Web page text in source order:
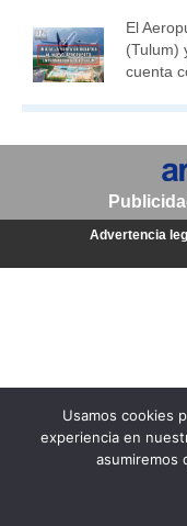
El
(Tulum)
cuenta
Usamos cookies
experiencia en
asumiremos
Advertencia